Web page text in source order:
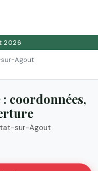
2026
Agout
coordonnées,
sur-Agout